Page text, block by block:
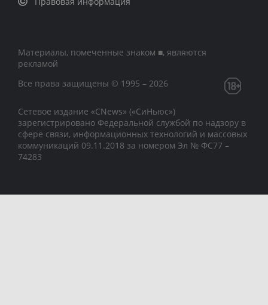
Материалы, помеченные знаком ■, являются
рекламой
Все права защищены © 1995 – 2026
Сетевое издание «CNews» («СиНьюс»)
зарегистрировано Федеральной службой по надзору в
сфере связи, информационных технологий и массовых
коммуникаций 09.11.2018 за номером Эл № ФС77 –
74283